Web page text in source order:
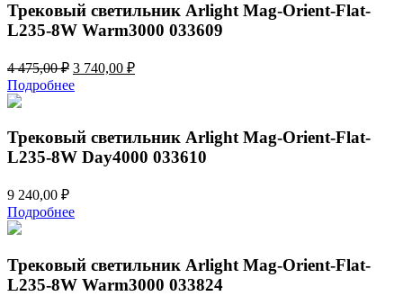
Трековый светильник Arlight Mag-Orient-Flat-
L235-8W Warm3000 033609
4 475,00₽ Первоначальная
цена
составляла
475,00 ₽.
3 740,00 ₽Текущая
Подробнее
Трековый светильник Arlight Mag-Orient-Flat-
L235-8W Day4000 033610
9 240,00 ₽
Подробнее
Трековый светильник Arlight Mag-Orient-Flat-
L235-8W Warm3000 033824